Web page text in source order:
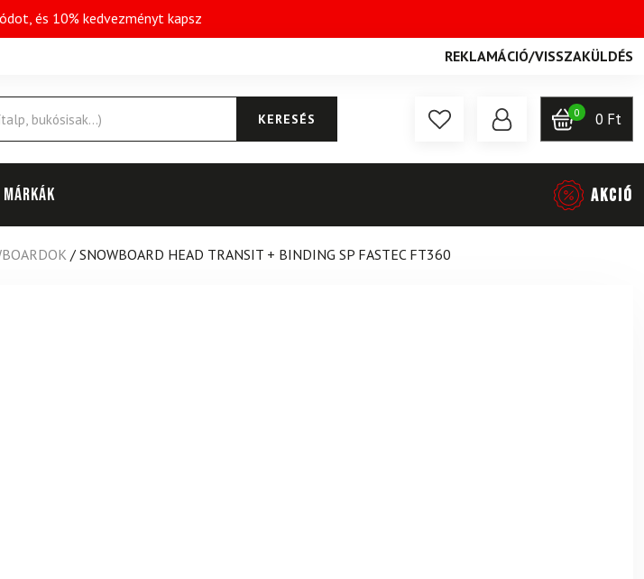
és 10% kedvezményt kapsz
REKLAMÁCIÓ/VISSZAKÜLDÉS
KERESÉS 0 0 Ft
márkák AKCIÓ
/ SNOWBOARD HEAD TRANSIT + BINDING SP FASTEC FT360